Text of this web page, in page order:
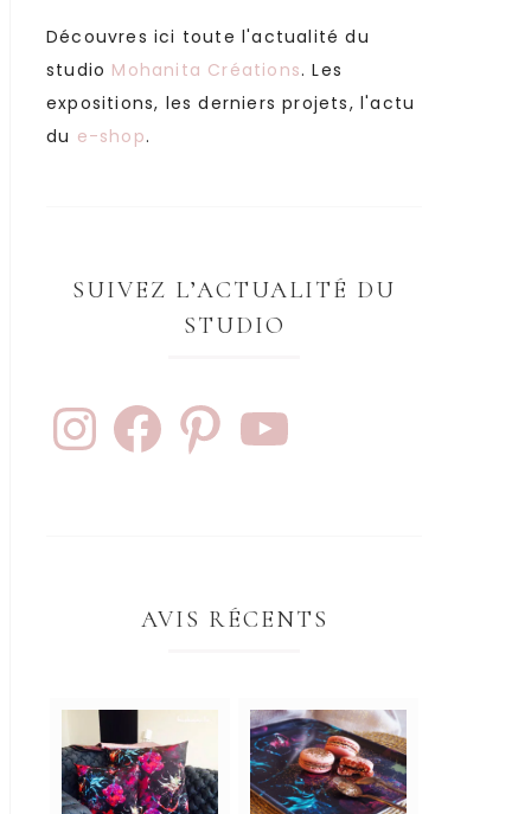
Découvres ici toute l'actualité du
studio Mohanita Créations. Les
expositions, les derniers projets, l'actu
du e-shop.
SUIVEZ L’ACTUALITÉ DU
STUDIO
AVIS RÉCENTS